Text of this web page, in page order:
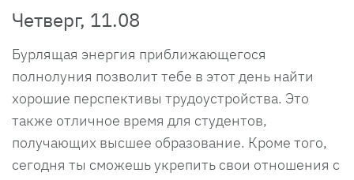
Четверг, 11.08
Бурлящая энергия приближающегося
полнолуния позволит тебе в этот день найти
хорошие перспективы трудоустройства. Это
также отличное время для студентов,
получающих высшее образование. Кроме того,
сегодня ты сможешь укрепить свои отношения с